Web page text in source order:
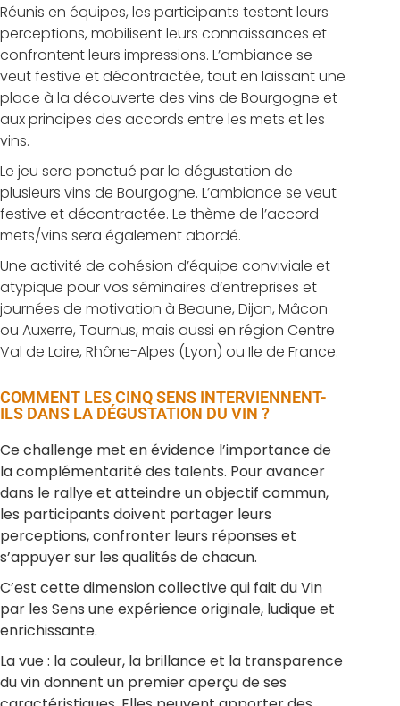
Réunis en équipes, les participants testent leurs
perceptions, mobilisent leurs connaissances et
confrontent leurs impressions. L’ambiance se
veut festive et décontractée, tout en laissant une
place à la découverte des vins de Bourgogne et
aux principes des accords entre les mets et les
vins.
Le jeu sera ponctué par la dégustation de
plusieurs vins de Bourgogne. L’ambiance se veut
festive et décontractée. Le thème de l’accord
mets/vins sera également abordé.
Une activité de cohésion d’équipe conviviale et
atypique pour vos séminaires d’entreprises et
journées de motivation à Beaune, Dijon, Mâcon
ou Auxerre, Tournus, mais aussi en région Centre
Val de Loire, Rhône-Alpes (Lyon) ou Ile de France.
COMMENT LES CINQ SENS INTERVIENNENT-
ILS DANS LA DÉGUSTATION DU VIN ?
Ce challenge met en évidence l’importance de
la complémentarité des talents. Pour avancer
dans le rallye et atteindre un objectif commun,
les participants doivent partager leurs
perceptions, confronter leurs réponses et
s’appuyer sur les qualités de chacun.
C’est cette dimension collective qui fait du Vin
par les Sens une expérience originale, ludique et
enrichissante.
La vue : la couleur, la brillance et la transparence
du vin donnent un premier aperçu de ses